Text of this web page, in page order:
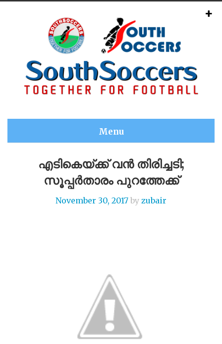
Menu
എടികെയ്ക്ക് വൻ തിരിച്ചടി;
സൂപ്പർതാരം പുറത്തേക്ക്
November 30, 2017 by zubair